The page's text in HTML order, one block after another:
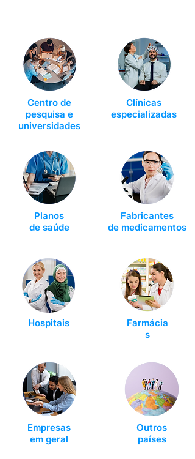
Centro de
pesquisa e
universidades
Planos
de saúde
Hospitais
Empresas
em geral
Clínicas
especializadas
Fabricantes
de medicamentos
Farmácia
s
Outros
países